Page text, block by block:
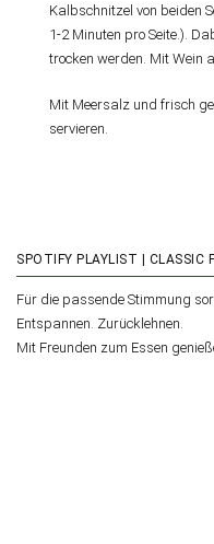
Kalbschnitzel von beiden
1-2 Minuten pro Seite.).
trocken werden. Mit Wein
Mit Meersalz und frisch
servieren.
SPOTIFY PLAYLIST | CLASSIC
Für die passende Stimmung
Entspannen. Zurücklehnen.
Mit Freunden zum Essen